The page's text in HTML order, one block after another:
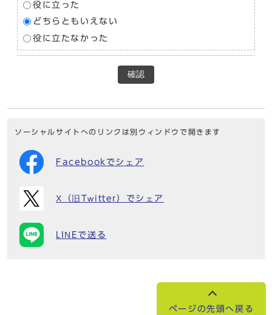
役に立った
どちらともいえない
役に立たなかった
確認
ソーシャルサイトへのリンクは別ウィンドウで開きます
Facebookでシェア
X（旧Twitter）でシェア
LINEで送る
ページの先頭へ戻る